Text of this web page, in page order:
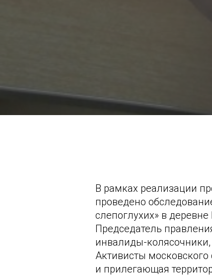
В рамках реализации
проведено
слепоглухих» в
Председатель
инвалиды-
Активисты
и прилегающая